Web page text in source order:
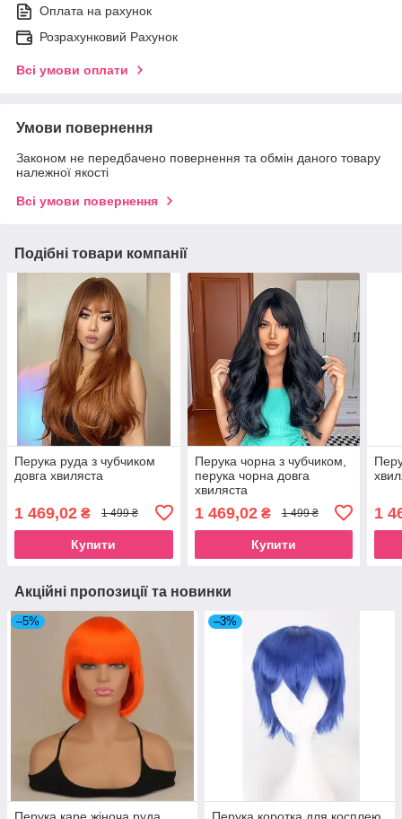
Оплата на рахунок
Розрахунковий Рахунок
Всі умови оплати
Умови повернення
Законом не передбачено повернення та обмін даного товару
належної якості
Всі умови повернення
Подібні товари компанії
Перука руда з чубчиком
довга хвиляста
1 469,02 ₴ 1 499 ₴
Купити
Перука чорна з чубчиком,
перука чорна довга
хвиляста
1 469,02₴ 1 499 ₴
Купити
1
Акційні пропозиції та новинки
–5% –3%